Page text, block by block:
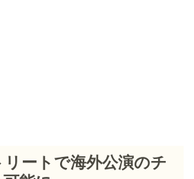
ートで海外公演のチ